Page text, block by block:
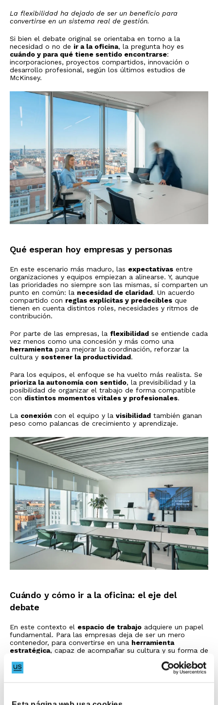
La flexibilidad ha dejado de ser un beneficio para
convertirse en un sistema real de gestión.
Si bien el debate original se orientaba en torno a la
necesidad o no de ir a la oficina, la pregunta hoy es
cuándo y para qué tiene sentido encontrarse:
incorporaciones, proyectos compartidos, innovación o
desarrollo profesional, según los últimos estudios de
McKinsey.
Qué esperan hoy empresas y personas
En este escenario más maduro, las expectativas entre
organizaciones y equipos empiezan a alinearse. Y, aunque
las prioridades no siempre son las mismas, sí comparten un
punto en común: la necesidad de claridad. Un acuerdo
compartido con reglas explícitas y predecibles que
tienen en cuenta distintos roles, necesidades y ritmos de
contribución.
Por parte de las empresas, la flexibilidad se entiende cada
vez menos como una concesión y más como una
herramientapara mejorar la coordinación, reforzar la
cultura y sostener la productividad.
Para los equipos, el enfoque se ha vuelto más realista. Se
prioriza la autonomía con sentido, la previsibilidad y la
posibilidad de organizar el trabajo de forma compatible
con distintos momentos vitales y profesionales.
La conexión con el equipo y la visibilidad también ganan
peso como palancas de crecimiento y aprendizaje.
Cuándo y cómo ir a la oficina: el eje del
debate
En este contexto el espacio de trabajo adquiere un papel
fundamental. Para las empresas deja de ser un mero
contenedor, para convertirse en una herramienta
estratégica, capaz de acompañar su cultura y su forma de
Encontrar la fórmula adecuada en términos e flexibilidad,
servicios y configuración se vuelve clave para sostener la
modelo organizativo.